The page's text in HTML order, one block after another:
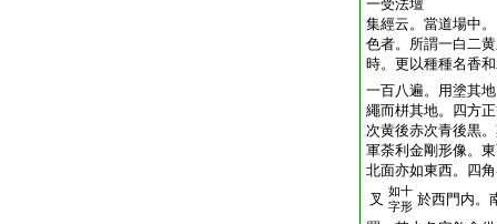
一受法壇
集經云。當道場中
色者。所謂一白二
時。更以種種名香
一百八遍。用塗其
繩而栟其地。四方
次黄後赤次青後黒
軍荼利金剛形像。
北面亦如東西。四
叉 如十
字形 於西門内。